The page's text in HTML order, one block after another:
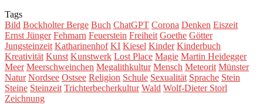
Tags
Bild Bockholter Berge Buch ChatGPT Corona Denken Eiszeit
Ernst Jünger Fehmarn Feuerstein Freiheit Goethe Götter
Jungsteinzeit Katharinenhof KI Kiesel Kinder Kinderbuch
Kreativität Kunst Kunstwerk Lost Place Magie Martin Heidegger
Meer Meerschweinchen Megalithkultur Mensch Meteorit Münster
Natur Nordsee Ostsee Religion Schule Sexualität Sprache Stein
Steine Steinzeit Trichterbecherkultur Wald Wolf-Dieter Storl
Zeichnung